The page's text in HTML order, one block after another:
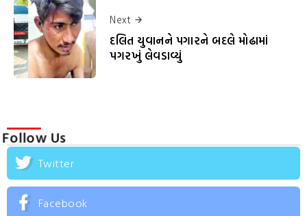
Next
દલિત યુવાનને પગારને બદલે મોઢામાં
પગરખું લેવડાવ્યું
Follow Us
Twitter
Facebook